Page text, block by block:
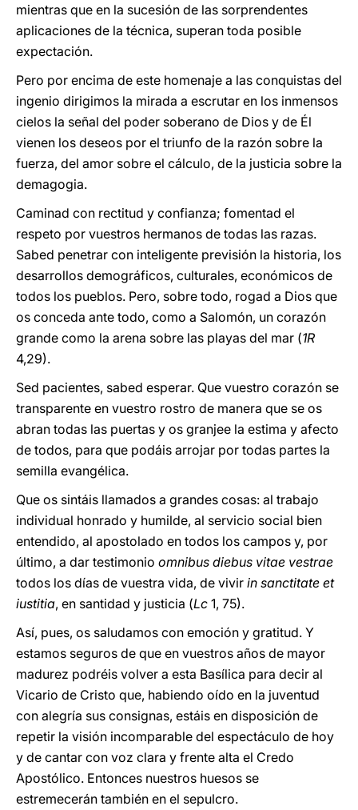
mientras que en la sucesión de las sorprendentes
aplicaciones de la técnica, superan toda posible
expectación.
Pero por encima de este homenaje a las conquistas del
ingenio dirigimos la mirada a escrutar en los inmensos
cielos la señal del poder soberano de Dios y de Él
vienen los deseos por el triunfo de la razón sobre la
fuerza, del amor sobre el cálculo, de la justicia sobre la
demagogia.
Caminad con rectitud y confianza; fomentad el
respeto por vuestros hermanos de todas las razas.
Sabed penetrar con inteligente previsión la historia, los
desarrollos demográficos, culturales, económicos de
todos los pueblos. Pero, sobre todo, rogad a Dios que
os conceda ante todo, como a Salomón, un corazón
grande como la arena sobre las playas del mar (1R
4,29).
Sed pacientes, sabed esperar. Que vuestro corazón se
transparente en vuestro rostro de manera que se os
abran todas las puertas y os granjee la estima y afecto
de todos, para que podáis arrojar por todas partes la
semilla evangélica.
Que os sintáis llamados a grandes cosas: al trabajo
individual honrado y humilde, al servicio social bien
entendido, al apostolado en todos los campos y, por
último, a dar testimonio omnibus diebus vitae vestrae
todos los días de vuestra vida, de vivir in sanctitate et
iustitia, en santidad y justicia (Lc 1, 75).
Así, pues, os saludamos con emoción y gratitud. Y
estamos seguros de que en vuestros años de mayor
madurez podréis volver a esta Basílica para decir al
Vicario de Cristo que, habiendo oído en la juventud
con alegría sus consignas, estáis en disposición de
repetir la visión incomparable del espectáculo de hoy
y de cantar con voz clara y frente alta el Credo
Apostólico. Entonces nuestros huesos se
estremecerán también en el sepulcro.